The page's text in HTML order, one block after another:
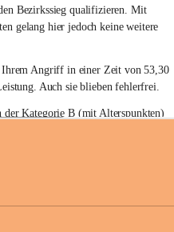
Bezirkssieg qualifizieren. Mit
gelang hier jedoch keine weitere
Ihrem Angriff in einer Zeit von 53,30
Auch sie blieben fehlerfrei.
Kategorie B (mit Alterspunkten)